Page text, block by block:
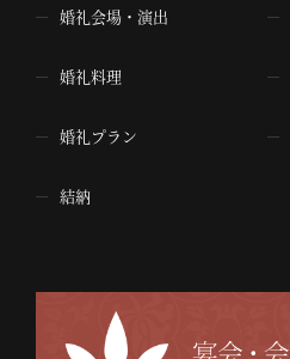
婚礼会場・演出
婚礼料理
婚礼プラン
結納